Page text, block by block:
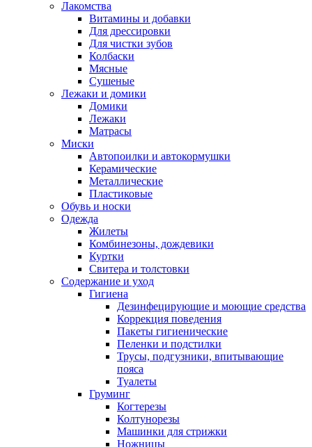
Лакомства
Витамины и добавки
Для дрессировки
Для чистки зубов
Колбаски
Мясные
Сушеные
Лежаки и домики
Домики
Лежаки
Матрасы
Миски
Автопоилки и автокормушки
Керамические
Металлические
Пластиковые
Обувь и носки
Одежда
Жилеты
Комбинезоны, дождевики
Куртки
Свитера и толстовки
Содержание и уход
Гигиена
Дезинфецирующие и моющие средства
Коррекция поведения
Пакеты гигиенические
Пеленки и подстилки
Трусы, подгузники, впитывающие
пояса
Туалеты
Груминг
Когтерезы
Колтунорезы
Машинки для стрижки
Ножницы